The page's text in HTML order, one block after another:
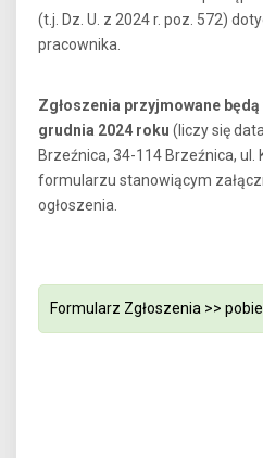
(t.j. Dz. U. z 2024 r. poz. 572)
pracownika.
Zgłoszenia przyjmowane
grudnia 2024 roku (liczy się
Brzeźnica, 34-114 Brzeźnica, ul.
formularzu stanowiącym
ogłoszenia.
Formularz Zgłoszenia >>